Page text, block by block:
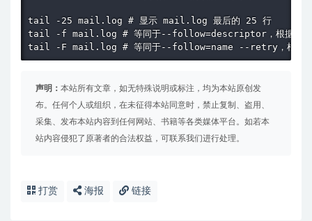
tail -25 mail.log # 显示 mail.log 最后的 25 行
tail -f mail.log # 等同于--follow=descriptor，根据文件描述
tail -F mail.log # 等同于--follow=name --retry，根据文件名
声明： 本站所有文章，如无特殊说明或标注，均为本站原创发
布。任何个人或组织，在未征得本站同意时，禁止复制、盗用、
采集、发布本站内容到任何网站、书籍等各类媒体平台。如若本
站内容侵犯了原著者的合法权益，可联系我们进行处理。
打赏 海报 链接